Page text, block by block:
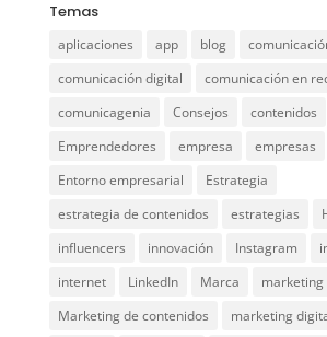
Temas
aplicaciones app blog
comunicación digital
comunicación en
comunicagenia
Consejos
contenidos
Emprendedores
empresa
empresas
Entorno empresarial
Estrategia
estrategia de contenidos
estrategias
influencers
innovación Instagram
internet
LinkedIn Marca
marketing
Marketing de contenidos
marketing